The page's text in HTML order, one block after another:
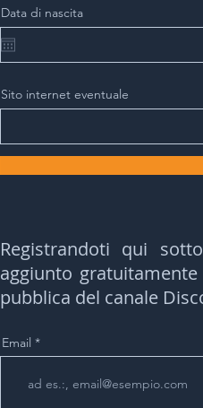
Data di nascita
Sito internet eventuale
Registrandoti qui
aggiunto gratuitamente
pubblica del canale
Email